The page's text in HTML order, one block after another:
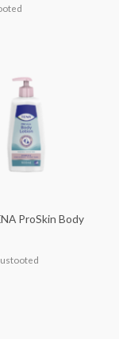
ProSkin Body